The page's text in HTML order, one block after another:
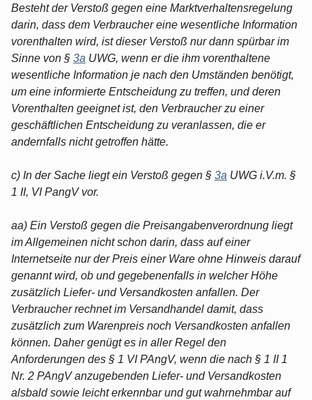
Besteht der Verstoß gegen eine Marktverhaltensregelung
darin, dass dem Verbraucher eine wesentliche Information
vorenthalten wird, ist dieser Verstoß nur dann spürbar im
Sinne von § 3a UWG, wenn er die ihm vorenthaltene
wesentliche Information je nach den Umständen benötigt,
um eine informierte Entscheidung zu treffen, und deren
Vorenthalten geeignet ist, den Verbraucher zu einer
geschäftlichen Entscheidung zu veranlassen, die er
andernfalls nicht getroffen hätte.
c) In der Sache liegt ein Verstoß gegen § 3a UWG i.V.m. §
1 II, VI PangV vor.
aa) Ein Verstoß gegen die Preisangabenverordnung liegt
im Allgemeinen nicht schon darin, dass auf einer
Internetseite nur der Preis einer Ware ohne Hinweis darauf
genannt wird, ob und gegebenenfalls in welcher Höhe
zusätzlich Liefer- und Versandkosten anfallen. Der
Verbraucher rechnet im Versandhandel damit, dass
zusätzlich zum Warenpreis noch Versandkosten anfallen
können. Daher genügt es in aller Regel den
Anforderungen des § 1 VI PAngV, wenn die nach § 1 II 1
Nr. 2 PAngV anzugebenden Liefer- und Versandkosten
alsbald sowie leicht erkennbar und gut wahrnehmbar auf